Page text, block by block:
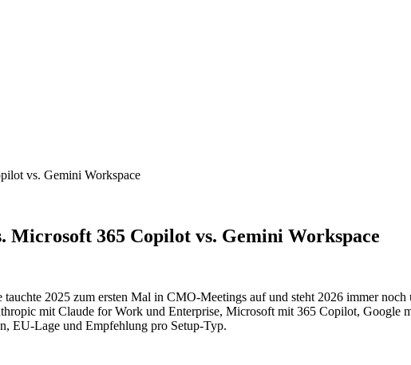
vs. Gemini Workspace
Microsoft 365 Copilot vs. Gemini Workspace
2025 zum ersten Mal in CMO-Meetings auf und steht 2026 immer
mit Claude for Work und Enterprise, Microsoft mit 365 Copilot, Google
EU-Lage und Empfehlung pro Setup-Typ.